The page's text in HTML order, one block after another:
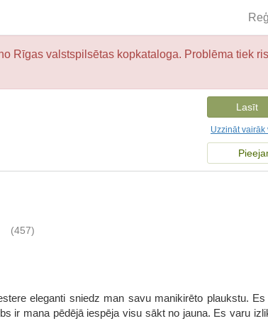
Rīgas valstspilsētas kopkataloga. Problēma tiek
Lasīt
Uzzināt vairāk
(457)
eleganti sniedz man savu manikirēto plaukstu.
ir mana pēdējā iespēja visu sākt no jauna. Es varu